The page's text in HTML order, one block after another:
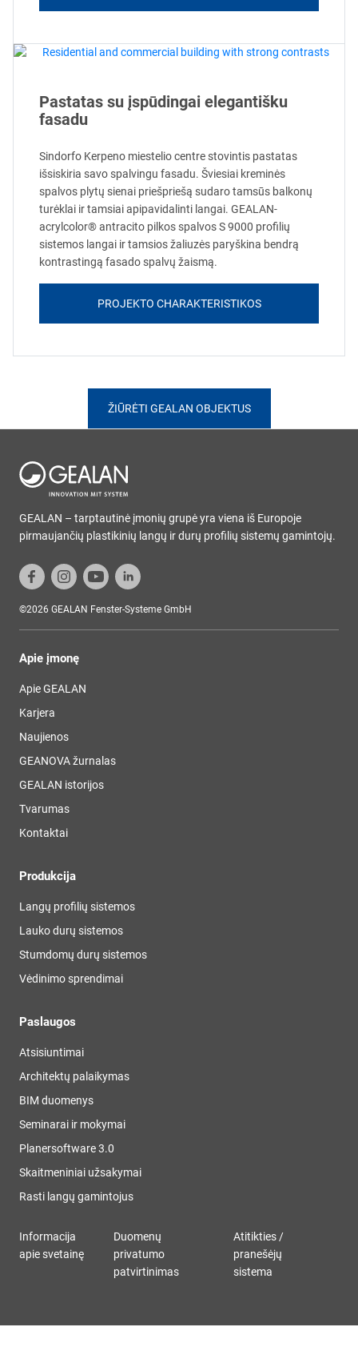
Pastatas su įspūdingai elegantišku
fasadu
Sindorfo Kerpeno miestelio centre stovintis pastatas
išsiskiria savo spalvingu fasadu. Šviesiai kreminės
spalvos plytų sienai priešpriešą sudaro tamsūs balkonų
turėklai ir tamsiai apipavidalinti langai. GEALAN-
acrylcolor® antracito pilkos spalvos S 9000 profilių
sistemos langai ir tamsios žaliuzės paryškina bendrą
kontrastingą fasado spalvų žaismą.
PROJEKTO CHARAKTERISTIKOS
ŽIŪRĖTI GEALAN OBJEKTUS
GEALAN – tarptautinė įmonių grupė yra viena iš Europoje
pirmaujančių plastikinių langų ir durų profilių sistemų gamintojų.
©2026 GEALAN Fenster-Systeme GmbH
Apie įmonę
Apie GEALAN
Karjera
Naujienos
GEANOVA žurnalas
GEALAN istorijos
Tvarumas
Kontaktai
Produkcija
Langų profilių sistemos
Lauko durų sistemos
Stumdomų durų sistemos
Vėdinimo sprendimai
Paslaugos
Atsisiuntimai
Architektų palaikymas
BIM duomenys
Seminarai ir mokymai
Planersoftware 3.0
Skaitmeniniai užsakymai
Rasti langų gamintojus
Informacija
apie svetainę
Duomenų
privatumo
patvirtinimas
Atitikties /
pranešėjų
sistema